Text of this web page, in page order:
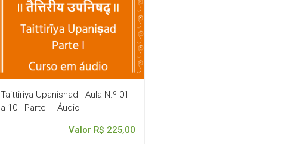
Taittiriya Upanishad - Aula N.º 01
a 10 - Parte I - Áudio
Valor R$ 225,00